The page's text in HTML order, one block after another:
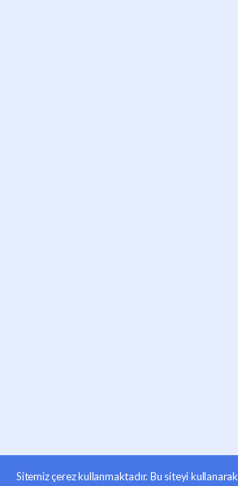
Sitemiz çerez kullanmaktadır. Bu siteyi kullanarak